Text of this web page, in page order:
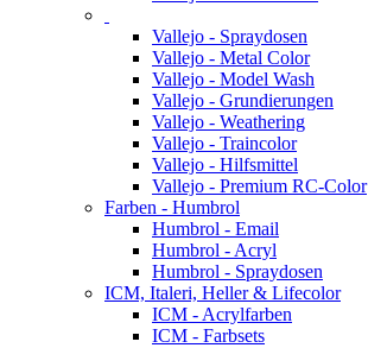
Vallejo - Spraydosen
Vallejo - Metal Color
Vallejo - Model Wash
Vallejo - Grundierungen
Vallejo - Weathering
Vallejo - Traincolor
Vallejo - Hilfsmittel
Vallejo - Premium RC-Color
Farben - Humbrol
Humbrol - Email
Humbrol - Acryl
Humbrol - Spraydosen
ICM, Italeri, Heller & Lifecolor
ICM - Acrylfarben
ICM - Farbsets